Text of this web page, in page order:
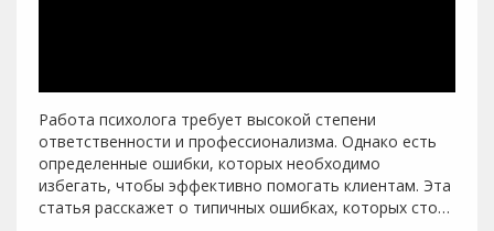
Работа психолога требует высокой степени
ответственности и профессионализма. Однако есть
определенные ошибки, которых необходимо
избегать, чтобы эффективно помогать клиентам. Эта
статья расскажет о типичных ошибках, которых стоит